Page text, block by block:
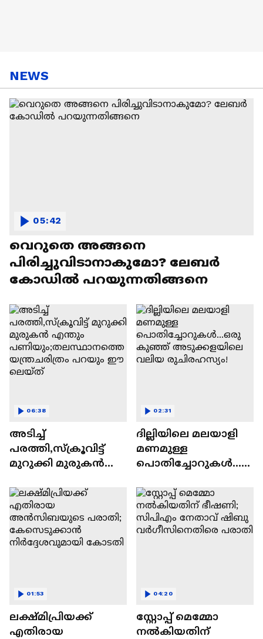
NEWS
വെറുതെ അങ്ങനെ
പിരിച്ചുവിടാനാകുമോ? ലേബര്‍
കോഡില്‍ പറയുന്നതിങ്ങനെ
05:42
അടിച്ച്
പരത്തി,സ്ക്രൂവിട്ട്
മുറുക്കി മുരുകന്‍
പണിയും;തലസ്ഥാന
ത്തെ യന്ത്രചരിത്രം
പറയും ഈ ലെയ്ത്
06:38
ദില്ലിയിലെ മലയാളി
മണമുള്ള
പൊതിച്ചോറുകൾ...ഒ
അടുക്കളയിലെ
വലിയ രുചിരഹസ്യം!
02:31
ലക്ഷ്മിപ്രിയക്ക്
എതിരായ
01:53
സ്റ്റോപ്പ് മെമ്മോ
നൽകിയതിന്
04:20